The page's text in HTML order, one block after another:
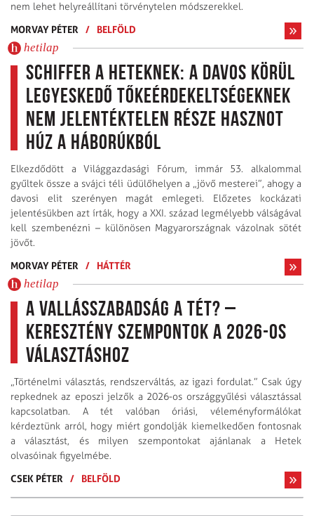
nem lehet helyreállítani törvénytelen módszerekkel.
MORVAY PÉTER / BELFÖLD
hetilap
Schiffer a Heteknek: a Davos körül
legyeskedő tőkeérdekeltségeknek
nem jelentéktelen része hasznot
húz a háborúkból
Elkezdődött a Világgazdasági Fórum, immár 53. alkalommal
gyűltek össze a svájci téli üdülőhelyen a „jövő mesterei”, ahogy a
davosi elit szerényen magát emlegeti. Előzetes kockázati
jelentésükben azt írták, hogy a XXI. század legmélyebb válságával
kell szembenézni – különösen Magyarországnak vázolnak sötét
jövőt.
MORVAY PÉTER / HÁTTÉR
hetilap
A vallásszabadság a tét? –
Keresztény szempontok a 2026-os
választáshoz
„Történelmi választás, rendszerváltás, az igazi fordulat.” Csak úgy
repkednek az eposzi jelzők a 2026-os országgyűlési választással
kapcsolatban. A tét valóban óriási, véleményformálókat
kérdeztünk arról, hogy miért gondolják kiemelkedően fontosnak
a választást, és milyen szempontokat ajánlanak a Hetek
olvasóinak figyelmébe.
CSEK PÉTER / BELFÖLD